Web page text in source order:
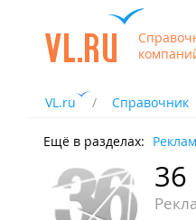
VL.ru Справочник
Ещё в разделах:
36